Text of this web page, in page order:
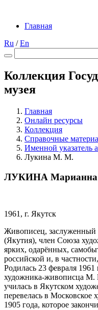
Главная
Ru /En
Коллекция
музея
Главная
Онлайн ресурсы
Коллекция
Справочные
Именной указатель
Лукина М. М.
ЛУКИНА Марианна
1961, г. Якутск
Живописец, заслуженный
(Якутия), член Союза
ярких, одарённых,
российской и, в
Родилась 23 февраля 1961
художника-живописца М.
училась в Якутском
перевелась в Московское
1905 года, которое